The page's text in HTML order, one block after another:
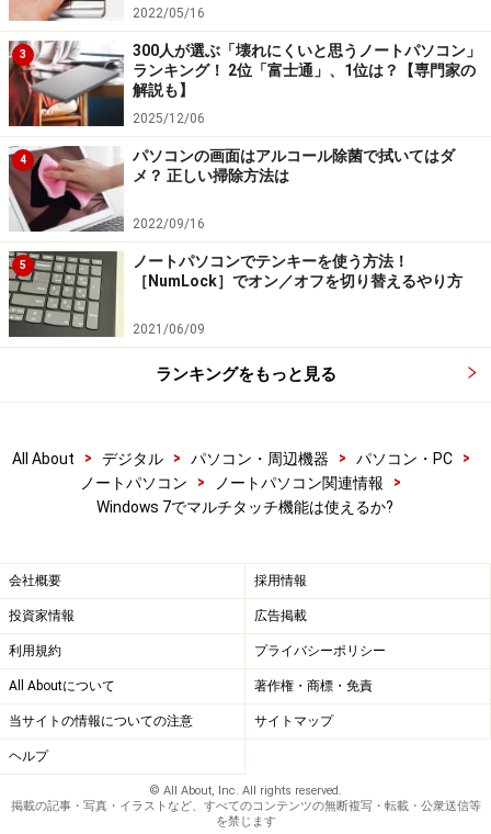
2022/05/16
3
300人が選ぶ「壊れにくいと思うノートパソコン」
ランキング！ 2位「富士通」、1位は？【専門家の
解説も】
2025/12/06
4
パソコンの画面はアルコール除菌で拭いてはダ
メ？ 正しい掃除方法は
2022/09/16
5
ノートパソコンでテンキーを使う方法！
［NumLock］でオン／オフを切り替えるやり方
2021/06/09
ランキングをもっと見る
All About > デジタル > パソコン・周辺機器 > パソコン・PC
>
ノートパソコン
> ノートパソコン関連情報
>
Windows 7でマルチタッチ機能は使えるか?
会社概要 採用情報
投資家情報 広告掲載
利用規約 プライバシーポリシー
All Aboutについて 著作権・商標・免責
当サイトの情報についての注意 サイトマップ
ヘルプ
© All About, Inc. All rights reserved.
掲載の記事・写真・イラストなど、すべてのコンテンツの無断複写・転載・公衆送信等
を禁じます